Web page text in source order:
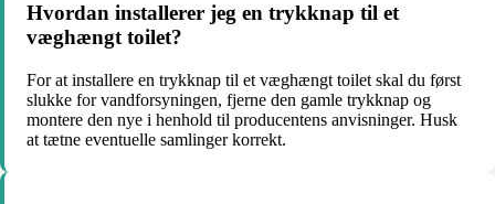
Hvordan installerer jeg en trykknap til et
væghængt toilet?
For at installere en trykknap til et væghængt toilet skal du først
slukke for vandforsyningen, fjerne den gamle trykknap og
montere den nye i henhold til producentens anvisninger. Husk
at tætne eventuelle samlinger korrekt.